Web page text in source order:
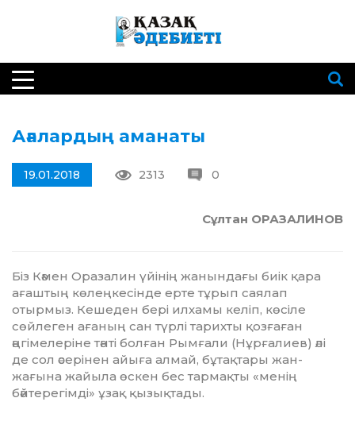
Ағалардың аманаты
19.01.2018 2313 0
Cұлтан ОРАЗАЛИНОВ
Біз Кәмен Оразалин үйінің жанындағы биік қара
ағаштың көлеңкесінде ерте тұрып саялап
отырмыз. Кешеден бері илхамы келіп, көсіле
сөйлеген ағаның сан түрлі тарихты қозғаған
әңгімелеріне тәнті болған Рымғали (Нұрғалиев) әлі
де сол әсерінен айыға алмай, бұтақтары жан-
жағына жайыла өскен бес тармақты «менің
бәйтерегімді» ұзақ қызықтады.